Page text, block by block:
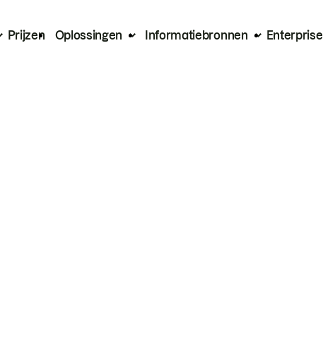
Prijzen Oplossingen Informatiebronnen Enterprise